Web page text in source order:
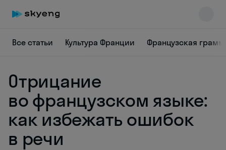
Все статьи Культура Франции Французская
Отрицание
во французском языке:
как избежать ошибок
в речи
online